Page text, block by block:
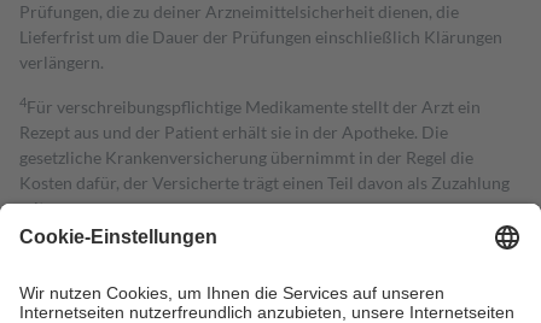
Prüfungen, die zu deiner Arzneimittelsicherheit dienen, die
Lieferfrist um die Dauer der Prüfungen einschließlich Klärungen
verlängern.
4Für verschreibungspflichtige Medikamente stellt der Arzt ein
Rezept aus und der Patient erhält sie in der Apotheke. Die
gesetzliche Krankenversicherung übernimmt in der Regel die
Kosten dafür, der Versicherte trägt einen Teil davon als Zuzahlung
mit.
Grundsätzlich leisten Mitglieder Zuzahlungen in Höhe von zehn
höchstens zehn Euro.
Es sind jedoch nie mehr als die tatsächlichen
Kosten der Leistung zu entrichten.